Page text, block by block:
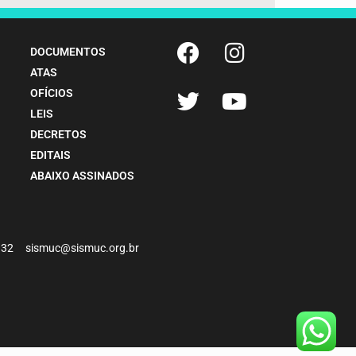
DOCUMENTOS
ATAS
OFÍCIOS
LEIS
DECRETOS
EDITAIS
ABAIXO ASSINADOS
sismuc@sismuc.org.br